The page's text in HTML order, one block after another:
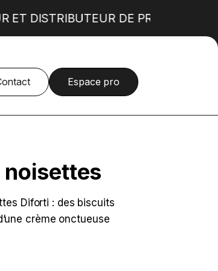
ET DISTRIBUTEUR DE PRODUITS
glacés enrobés de chocolat
food italienne
alimentaires norvégiens
alimentaires bulgares
Espace pro
Diforti : des biscuits
crème onctueuse